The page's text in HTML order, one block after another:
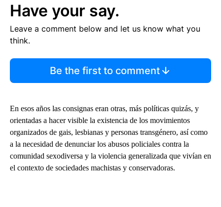
Have your say.
Leave a comment below and let us know what you
think.
Be the first to comment
En esos años las consignas eran otras, más políticas quizás, y
orientadas a hacer visible la existencia de los movimientos
organizados de gais, lesbianas y personas transgénero, así como
a la necesidad de denunciar los abusos policiales contra la
comunidad sexodiversa y la violencia generalizada que vivían en
el contexto de sociedades machistas y conservadoras.